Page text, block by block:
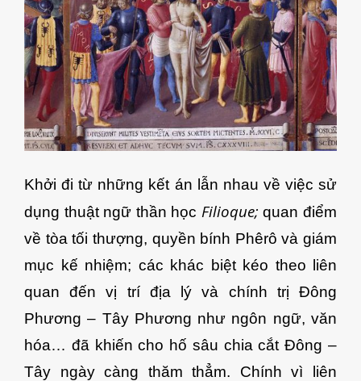
Khởi đi từ những kết án lẫn nhau về việc sử
dụng thuật ngữ thần học Filioque;quan điểm
về tòa tối thượng, quyền bính Phêrô và giám
mục kế nhiệm; các khác biệt kéo theo liên
quan đến vị trí địa lý và chính trị Đông
Phương – Tây Phương như ngôn ngữ, văn
hóa… đã khiến cho hố sâu chia cắt Đông –
Tây ngày càng thăm thẳm. Chính vì liên